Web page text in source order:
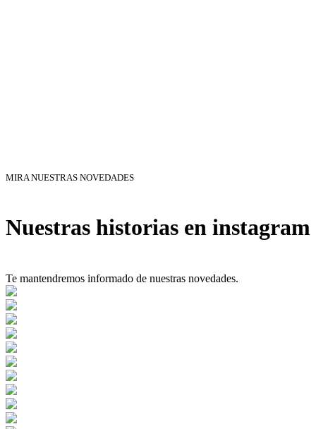
MIRA NUESTRAS NOVEDADES
Nuestras historias en instagram
Te mantendremos informado de nuestras novedades.